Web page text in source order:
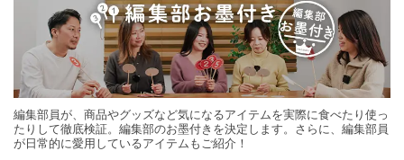
編集部員が、商品やグッズなど気になるアイテムを実際に食べたり使っ
たりして徹底検証。編集部のお墨付きを決定します。さらに、編集部員
が日常的に愛用しているアイテムもご紹介！